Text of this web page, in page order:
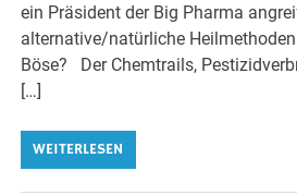
ein Präsident der Big Pharma
alternative/natürliche
Böse? Der Chemtrails,
[…]
WEITERLESEN